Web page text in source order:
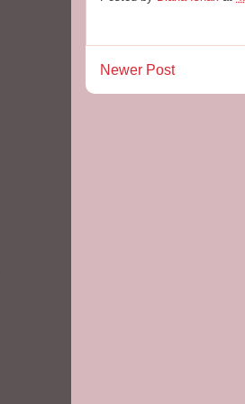
Newer Post